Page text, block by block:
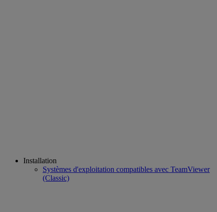
Installation
Systèmes d'exploitation compatibles avec TeamViewer
(Classic)